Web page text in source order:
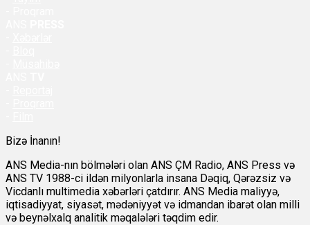
Bizə İnanın!
ANS Media-nın bölmələri olan ANS ÇM Radio, ANS Press və
ANS TV 1988-ci ildən milyonlarla insana Dəqiq, Qərəzsiz və
Vicdanlı multimedia xəbərləri çatdırır. ANS Media maliyyə,
iqtisadiyyat, siyasət, mədəniyyət və idmandan ibarət olan milli
və beynəlxalq analitik məqalələri təqdim edir.